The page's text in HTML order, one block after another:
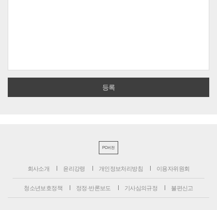
PC버전
회사소개 윤리강령 개인정보처리방침 이용자위원회
청소년보호정책 정정·반론보도 기사심의규정 불편신고